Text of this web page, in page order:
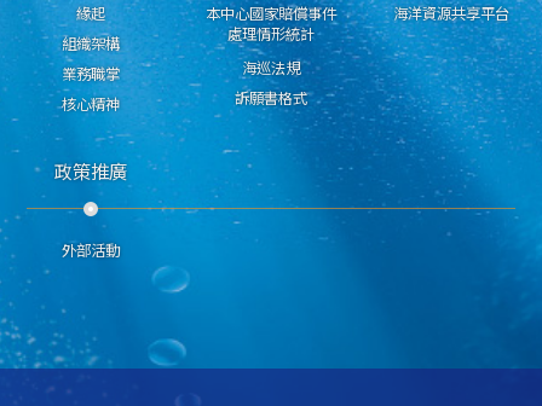
緣起
組織架構
業務職掌
核心精神
本中心國家賠償事件
處理情形統計
海巡法規
訴願書格式
海洋資源共享平台
政策推廣
外部活動